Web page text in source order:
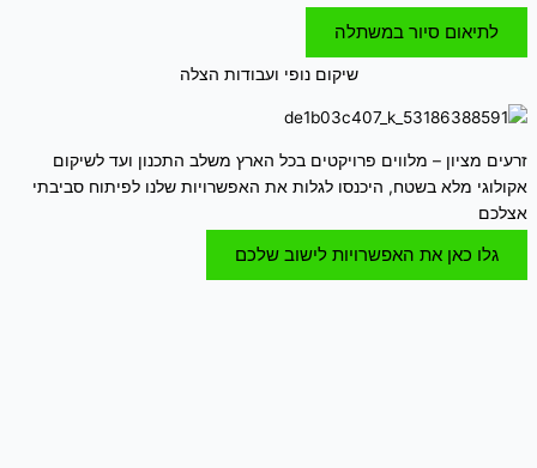
לתיאום סיור במשתלה
שיקום נופי ועבודות הצלה
זרעים מציון – מלווים פרויקטים בכל הארץ משלב התכנון ועד לשיקום
אקולוגי מלא בשטח, היכנסו לגלות את האפשרויות שלנו לפיתוח סביבתי
אצלכם
גלו כאן את האפשרויות לישוב שלכם